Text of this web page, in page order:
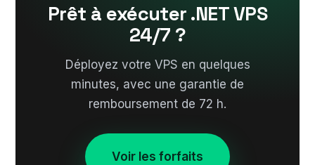
Prêt à exécuter .NET VPS
24/7 ?
Déployez votre VPS en quelques
minutes, avec une garantie de
remboursement de 72 h.
Voir les forfaits